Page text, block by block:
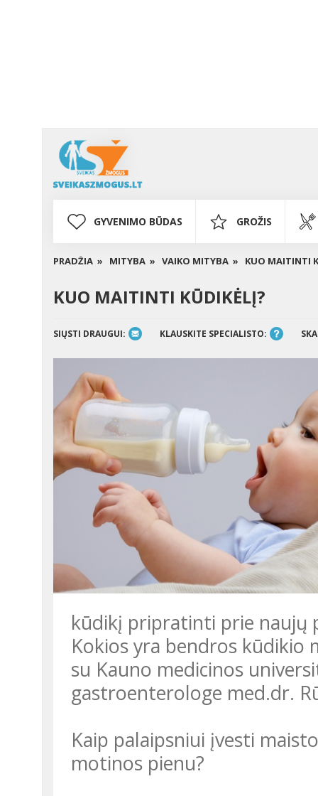
GYVENIMO BŪDAS GROŽIS
PRADŽIA » MITYBA » VAIKO MITYBA » KUO MAITINTI
KUO MAITINTI KŪDIKĖLĮ?
SIŲSTI DRAUGUI: KLAUSKITE SPECIALISTO:
kūdikį pripratinti prie naujų
Kokios yra bendros kūdikio
su Kauno medicinos
gastroenterologe med.dr.
Kaip palaipsniui įvesti
motinos pienu?